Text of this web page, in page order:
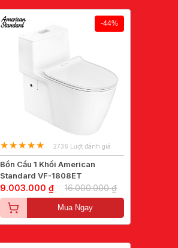
-44%
2736 Lượt đánh giá
Bồn Cầu 1 Khối American
Standard VF-1808ET
9.003.000 ₫ 16.000.000 ₫
Mua Ngay